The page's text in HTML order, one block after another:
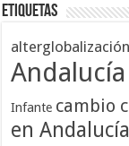
Etiquetas
alterglobalización
Andalucía
Infante cambio
en Andalucía